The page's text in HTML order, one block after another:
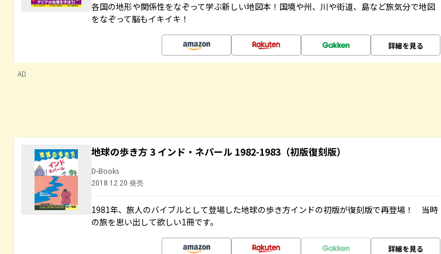
各国の地形や関係性をなぞって学ぶ新しい地図本！国境や州、川や街道、島など旅気分で地図
をなぞって脳もイキイキ！
詳細を見る
AD
地球の歩き方 3 インド・ネパール 1982-1983（初版復刻版）
D-Books
2018.12.20 発売
1981年、旅人のバイブルとして登場した地球の歩き方インドの初版が復刻版で再登場！ 当時
の旅を思い出して欲しい1冊です。
詳細を見る